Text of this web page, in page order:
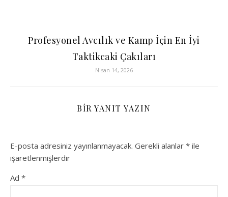
Profesyonel Avcılık ve Kamp İçin En İyi
Taktikcaki Çakıları
Nisan 14, 2026
BIR YANIT YAZIN
E-posta adresiniz yayınlanmayacak. Gerekli alanlar * ile
işaretlenmişlerdir
Ad *